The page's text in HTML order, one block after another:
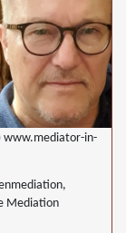
www.mediator-in-
Mediation